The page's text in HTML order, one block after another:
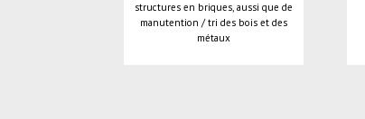
structures en briques, aussi que de
manutention / tri des bois et des
métaux